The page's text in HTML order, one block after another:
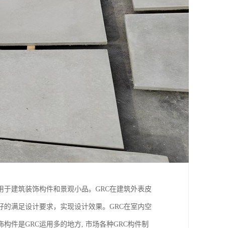
建筑装饰构件和景观小品。GRC在建筑外表皮
满足设计要求，实现设计效果。GRC在室内空
件是GRC运用多的地方, 市场各种GRC构件制